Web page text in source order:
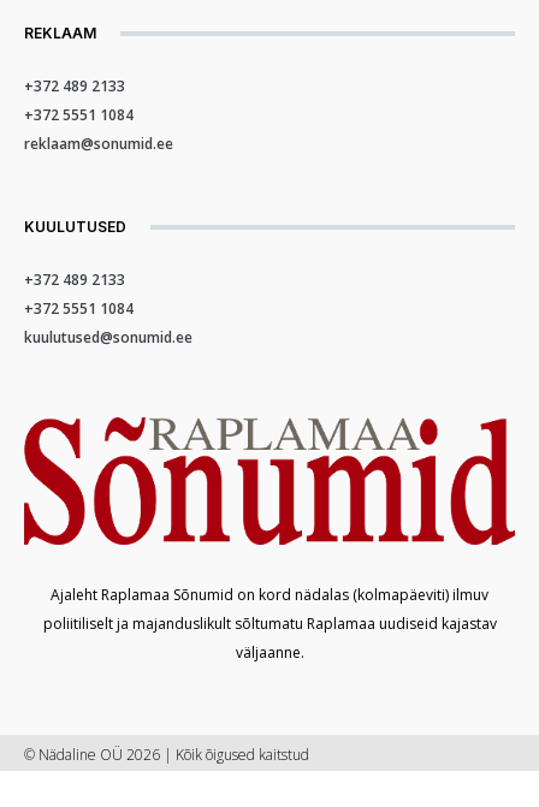
REKLAAM
+372 489 2133
+372 5551 1084
reklaam@sonumid.ee
KUULUTUSED
+372 489 2133
+372 5551 1084
kuulutused@sonumid.ee
Ajaleht Raplamaa Sõnumid on kord nädalas (kolmapäeviti) ilmuv
poliitiliselt ja majanduslikult sõltumatu Raplamaa uudiseid kajastav
väljaanne.
© Nädaline OÜ 2026 | Kõik õigused kaitstud